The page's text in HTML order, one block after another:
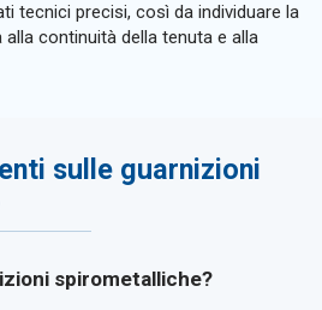
tecnici precisi, così da individuare la
continuità della tenuta e alla
sulle guarnizioni
spirometalliche?